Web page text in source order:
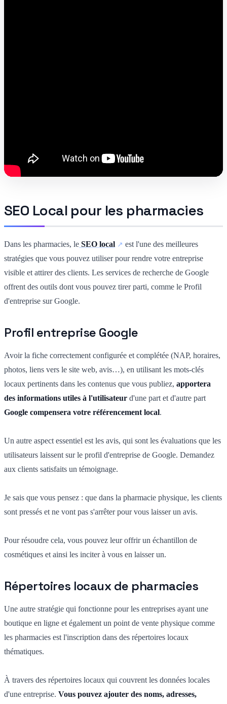
SEO Local pour les pharmacies
Dans les pharmacies, le SEO local
est l'une des meilleures
stratégies que vous pouvez utiliser pour rendre votre entreprise
visible et attirer des clients. Les services de recherche de Google
offrent des outils dont vous pouvez tirer parti, comme le Profil
d'entreprise sur Google.
Profil entreprise Google
Avoir la fiche correctement configurée et complétée (NAP, horaires,
photos, liens vers le site web, avis…), en utilisant les mots-clés
locaux pertinents dans les contenus que vous publiez, apportera
des informations utiles à l'utilisateur d'une part et d'autre part
Google compensera votre référencement local.
Un autre aspect essentiel est les avis, qui sont les évaluations que les
utilisateurs laissent sur le profil d'entreprise de Google. Demandez
aux clients satisfaits un témoignage.
Je sais que vous pensez : que dans la pharmacie physique, les clients
sont pressés et ne vont pas s'arrêter pour vous laisser un avis.
Pour résoudre cela, vous pouvez leur offrir un échantillon de
cosmétiques et ainsi les inciter à vous en laisser un.
Répertoires locaux de pharmacies
Une autre stratégie qui fonctionne pour les entreprises ayant une
boutique en ligne et également un point de vente physique comme
les pharmacies est l'inscription dans des répertoires locaux
thématiques.
À travers des répertoires locaux qui couvrent les données locales
d'une entreprise. Vous pouvez ajouter des noms, adresses,